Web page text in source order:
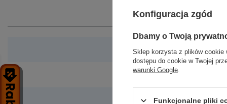
Konfiguracja zgód
Dbamy o Twoją
Sklep korzysta z plików cookie
dostępu do cookie w Twojej
warunki Google
Funkcjonalne pliki